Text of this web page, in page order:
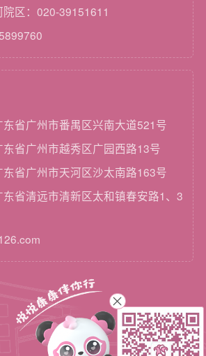
区：020-39151611
省广州市番禺区兴南大道521号
省广州市越秀区广园西路13号
省广州市天河区沙太南路163号
省清远市清新区太和镇春安路1、3